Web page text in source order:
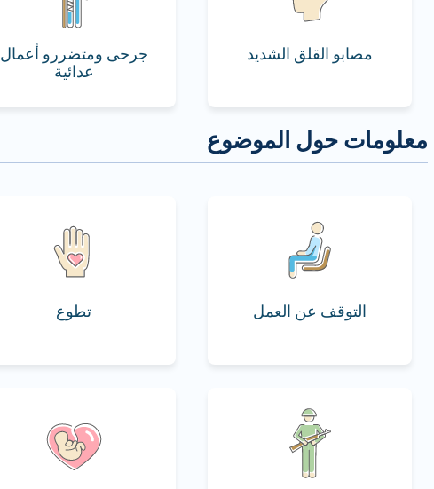
مصابو القلق الشديد
جرحى ومتضررو أعمال
عدائية
التوقف عن العمل تطوع